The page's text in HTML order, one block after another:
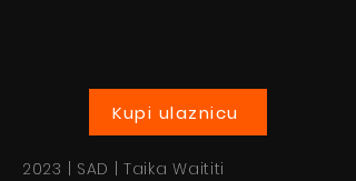
Kupi ulaznicu
2023 | SAD | Taika Waititi